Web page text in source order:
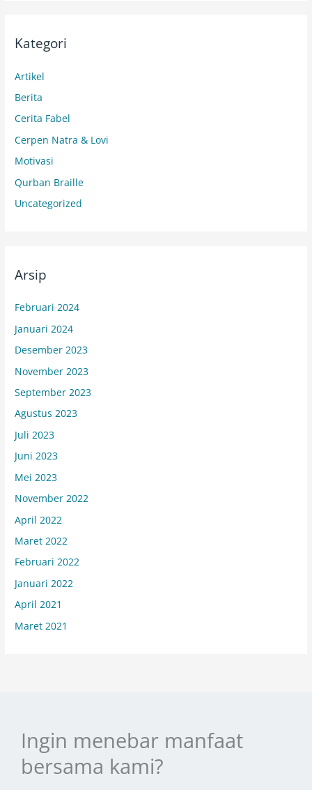
Kategori
Artikel
Berita
Cerita Fabel
Cerpen Natra & Lovi
Motivasi
Qurban Braille
Uncategorized
Arsip
Februari 2024
Januari 2024
Desember 2023
November 2023
September 2023
Agustus 2023
Juli 2023
Juni 2023
Mei 2023
November 2022
April 2022
Maret 2022
Februari 2022
Januari 2022
April 2021
Maret 2021
Ingin menebar manfaat
bersama kami?